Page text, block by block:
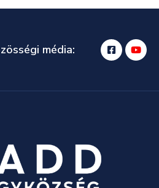
média: